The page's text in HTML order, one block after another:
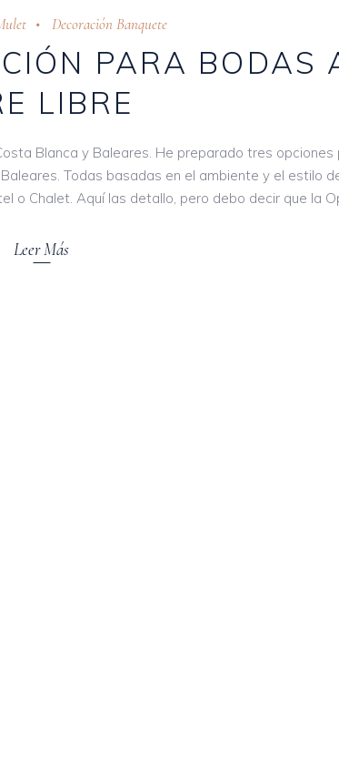
Decoración Banquete
PARA BODAS
LIBRE
Blanca y Baleares. He preparado tres opciones
Todas basadas en el ambiente y el estilo
o Chalet. Aquí las detallo, pero debo decir que la
Leer Más